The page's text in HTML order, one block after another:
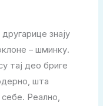
знају
– шминку.
тај део бриге
шта
Реално,